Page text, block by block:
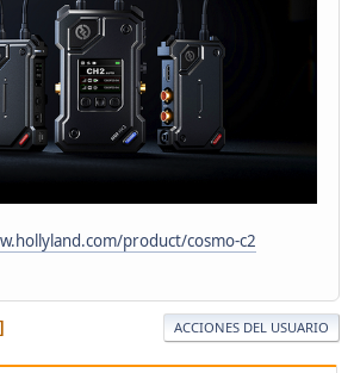
product/cosmo-c2
ACCIONES DEL USUARIO